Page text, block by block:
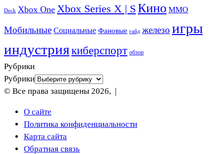
Deck Xbox One Xbox Series X | S Кино ММО
Мобильные Социальные Фановые гайд железо игры
индустриякиберспорт обзор
Рубрики
Рубрики
© Все права защищены 2026, |
О сайте
Политика конфиденциальности
Карта сайта
Обратная связь